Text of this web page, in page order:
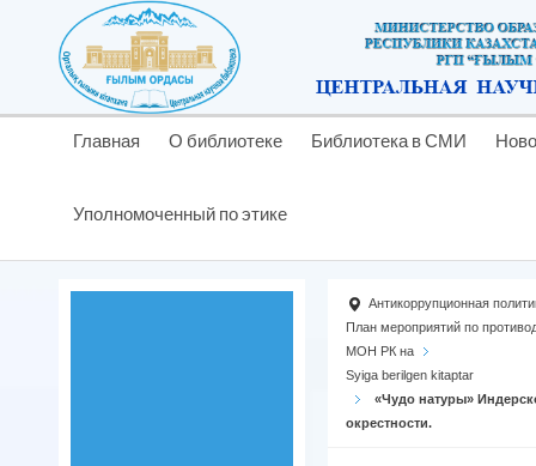
Главная О библиотеке Библиотека в СМИ
Уполномоченный по этике
Антикоррyпционная
План мероприятий по
МОН РК на
Syiga berilgen kitaptar
«Чудо натуры»
окрестности.